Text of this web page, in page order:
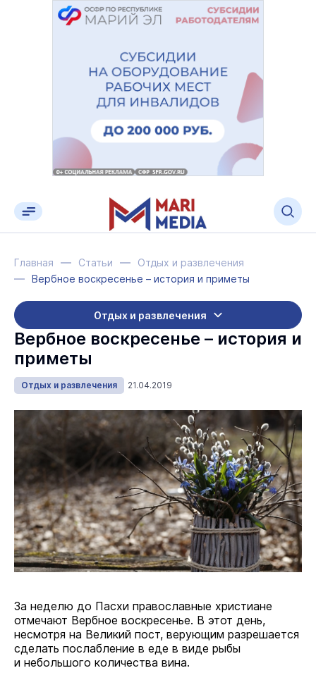
Главная Статьи
Отдых и развлечения
Вербное воскресенье – история и приметы
Отдых и развлечения
Вербное воскресенье – история и
приметы
Отдых и развлечения 21.04.2019
За неделю до Пасхи православные христиане
отмечают Вербное воскресенье. В этот день,
несмотря на Великий пост, верующим разрешается
сделать послабление в еде в виде рыбы
и небольшого количества вина.